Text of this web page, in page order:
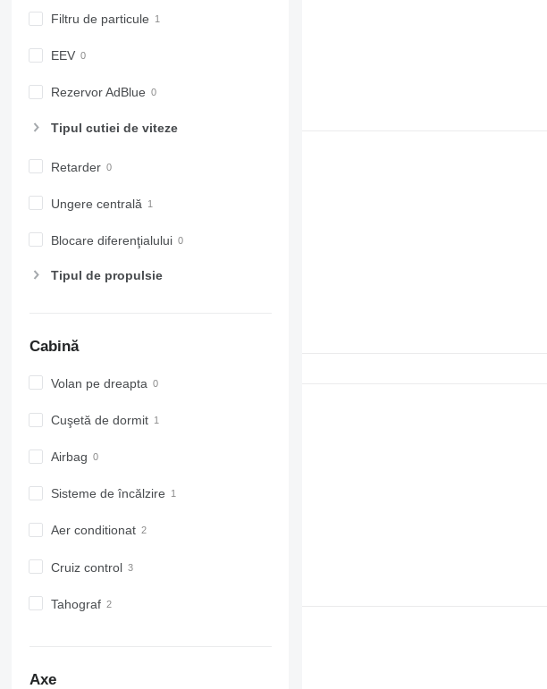
Filtru de particule
EEV
Rezervor AdBlue
Tipul cutiei de viteze
Retarder
Ungere centrală
Blocare diferenţialului
Tipul de propulsie
Cabină
Volan pe dreapta
Cuşetă de dormit
Airbag
Sisteme de încălzire
Aer conditionat
Cruiz control
Tahograf
Axe